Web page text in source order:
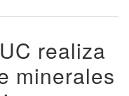
realiza
minerales